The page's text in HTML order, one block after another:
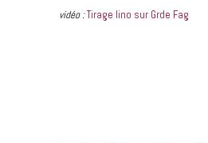
vidéo :Tirage lino sur Grde Fag